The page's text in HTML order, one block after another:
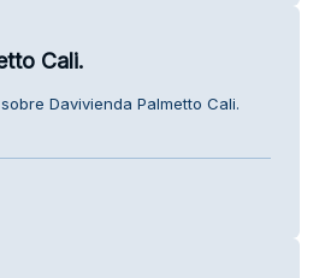
Cali.
Davivienda Palmetto Cali.